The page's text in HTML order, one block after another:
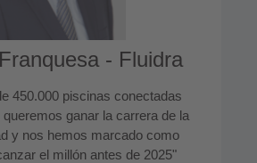
- Fluidra
450.000 piscinas conectadas
ganar la carrera de la
y nos hemos marcado como
el millón antes de 2025"